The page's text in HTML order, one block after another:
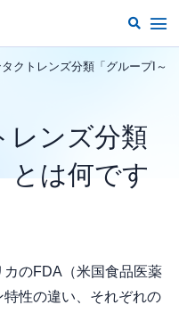
クトレンズ分類「グループI～
レンズ分類
とは何です
のFDA（米国食品医薬
性の違い、それぞれの